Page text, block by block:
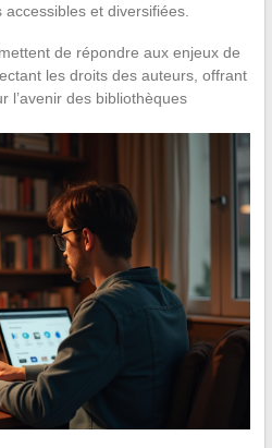
et diversifiées.
de répondre aux enjeux de
les droits des auteurs, offrant
l’avenir des bibliothèques